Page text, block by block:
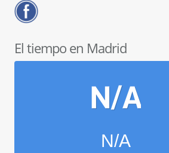
El tiempo en Madrid
N/A